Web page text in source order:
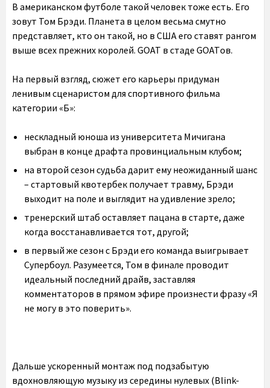
В американском футболе такой человек тоже есть. Его
зовут Том Брэди. Планета в целом весьма смутно
представляет, кто он такой, но в США его ставят рангом
выше всех прежних королей. GOAT в стаде GOATов.
На первый взгляд, сюжет его карьеры придуман
ленивым сценаристом для спортивного фильма
категории «Б»:
нескладный юноша из университета Мичигана
выбран в конце драфта провинциальным клубом;
на второй сезон судьба дарит ему неожиданный шанс
– стартовый квотербек получает травму, Брэди
выходит на поле и выглядит на удивление зрело;
тренерский штаб оставляет пацана в старте, даже
когда восстанавливается тот, другой;
в первый же сезон с Брэди его команда выигрывает
Супербоул. Разумеется, Том в финале проводит
идеальный последний драйв, заставляя
комментаторов в прямом эфире произнести фразу «Я
не могу в это поверить».
Дальше ускоренный монтаж под подзабытую
вдохновляющую музыку из середины нулевых (Blink-